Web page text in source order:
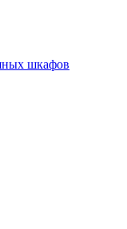
шкафов